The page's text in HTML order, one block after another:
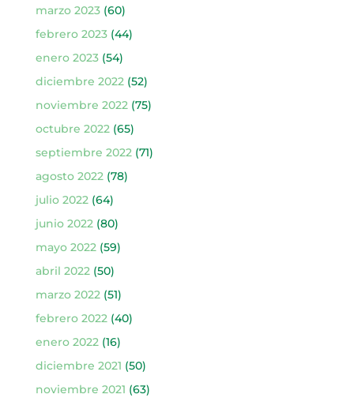
marzo 2023(60)
febrero 2023(44)
enero 2023(54)
diciembre 2022(52)
noviembre 2022(75)
octubre 2022(65)
septiembre 2022(71)
agosto 2022(78)
julio 2022(64)
junio 2022(80)
mayo 2022(59)
abril 2022(50)
marzo 2022(51)
febrero 2022(40)
enero 2022(16)
diciembre 2021 (50)
noviembre 2021 (63)